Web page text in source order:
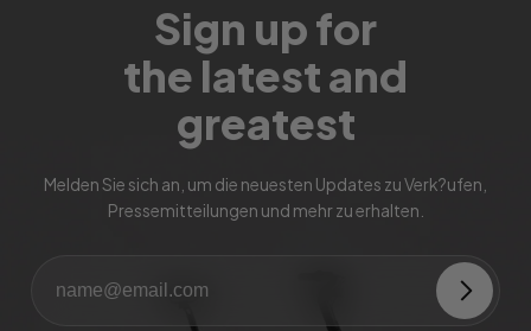
Sign up for
the latest and
greatest
Melden Sie sich an, um die neuesten Updates zu Verk?ufen,
Pressemitteilungen und mehr zu erhalten.